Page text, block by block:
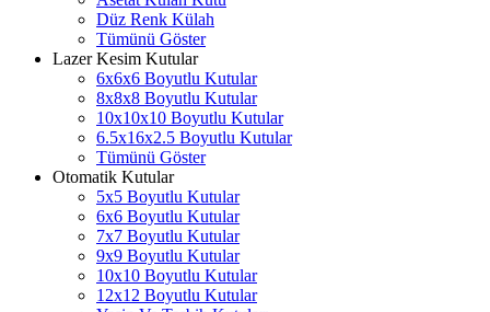
Düz Renk Külah
Tümünü Göster
Lazer Kesim Kutular
6x6x6 Boyutlu Kutular
8x8x8 Boyutlu Kutular
10x10x10 Boyutlu Kutular
6.5x16x2.5 Boyutlu Kutular
Tümünü Göster
Otomatik Kutular
5x5 Boyutlu Kutular
6x6 Boyutlu Kutular
7x7 Boyutlu Kutular
9x9 Boyutlu Kutular
10x10 Boyutlu Kutular
12x12 Boyutlu Kutular